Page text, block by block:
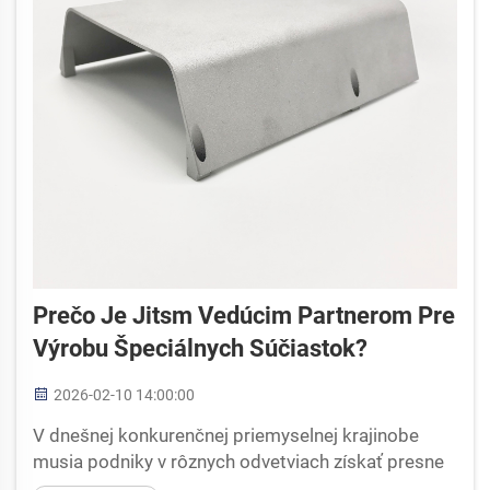
Prečo Je Jitsm Vedúcim Partnerom Pre
Výrobu Špeciálnych Súčiastok?
2026-02-10 14:00:00
V dnešnej konkurenčnej priemyselnej krajinobe
musia podniky v rôznych odvetviach získať presne